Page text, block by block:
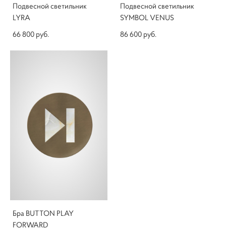
Подвесной светильник
LYRA
66 800 pуб.
Подвесной светильник
SYMBOL VENUS
86 600 pуб.
Бра BUTTON PLAY
FORWARD